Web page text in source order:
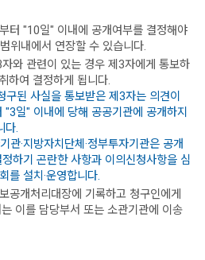
터 "10일" 이내에 공개여부를 결정해야
위내에서 연장할 수 있습니다.
와 관련이 있는 경우 제3자에게 통보하
하여 결정하게 됩니다.
구된 사실을 통보받은 제3자는 의견이
일" 이내에 당해 공공기관에 공개하지
다.
관·지방자치단체·정부투자기관은 공개
하기 곤란한 사항과 이의신청사항을 심
를 설치·운영합니다.
공개처리대장에 기록하고 청구인에게
이를 담당부서 또는 소관기관에 이송